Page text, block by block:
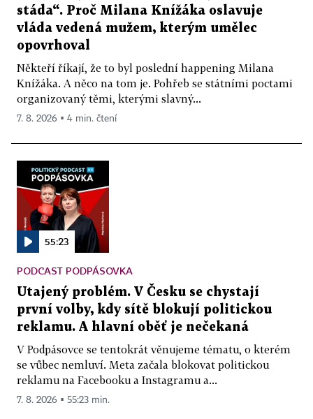
stáda“. Proč Milana Knížáka oslavuje
vláda vedená mužem, kterým umělec
opovrhoval
Někteří říkají, že to byl poslední happening Milana
Knížáka. A něco na tom je. Pohřeb se státními poctami
organizovaný těmi, kterými slavný...
7. 8. 2026 ▪ 4 min. čtení
55:23
PODCAST PODPÁSOVKA
Utajený problém. V Česku se chystají
první volby, kdy sítě blokují politickou
reklamu. A hlavní oběť je nečekaná
V Podpásovce se tentokrát věnujeme tématu, o kterém
se vůbec nemluví. Meta začala blokovat politickou
reklamu na Facebooku a Instagramu a...
7. 8. 2026 ▪ 55:23 min.